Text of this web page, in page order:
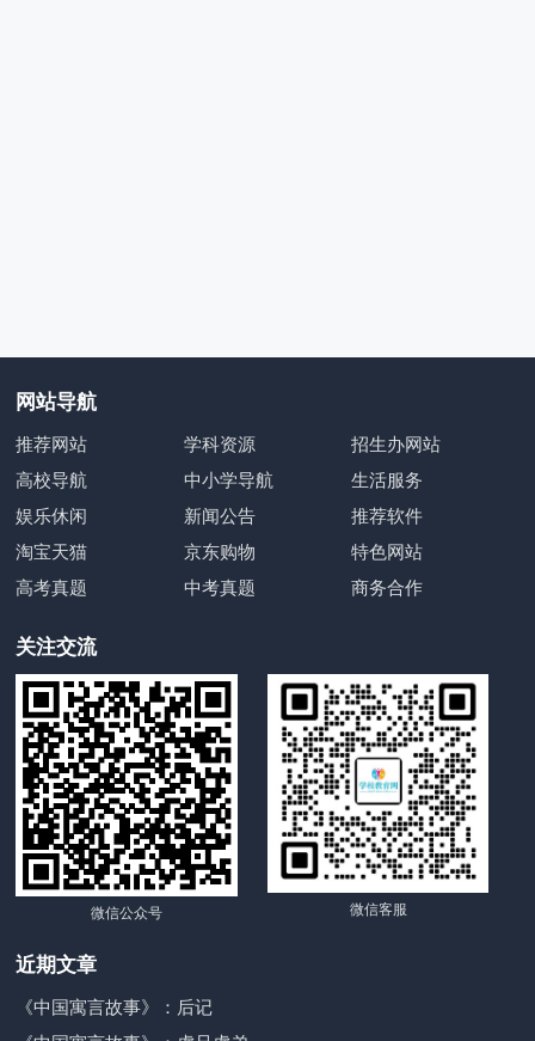
网站导航
推荐网站 学科资源
招生办网站
高校导航
中小学导航
生活服务
娱乐休闲
新闻公告
推荐软件
淘宝天猫
京东购物
特色网站
高考真题
中考真题 商务合作
关注交流
微信公众号 微信客服
近期文章
《中国寓言故事》：后记